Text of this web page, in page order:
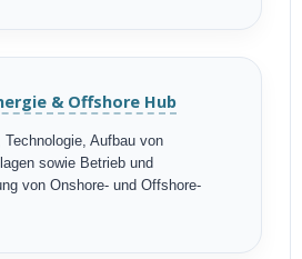
& Offshore Hub
Technologie, Aufbau von
sowie Betrieb und
von Onshore- und Offshore-